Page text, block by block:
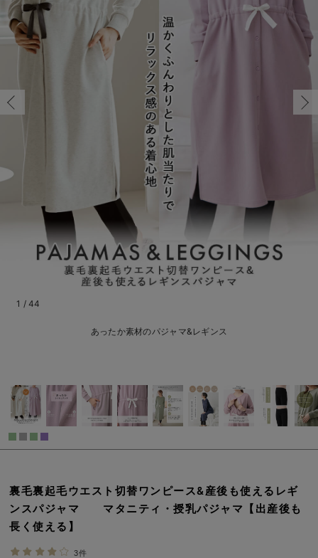
マタニティ パンツ
マタニティ スカート
マタニティ アウター（コート）・ママコート
マタニティ ショーツ
妊婦帯・腹帯・産前ガードル
産褥ショーツ
骨盤・マタニティベルト （妊娠中・産後）
授乳トップス
マタニティ オフィス 通勤服
マタニティ ドレス（結婚式・お呼ばれ）
マタニティ フォーマル パンツ・ボトムス
授乳 ケープ
マタニティレギンス
【アウトレット】トップス・授乳トップス
【アウトレット】ボトムス
【アウトレット】インナー
透け防止
見えてもカワイイ
冷房対策
親子セット
快適機能ウェア特集 トップス
快適機能ウェア特集 ボトムス
快適機能ウェア特集 パジャマ
erbaviva（エルバビーバ）
ハレの日に着るANGELIEBEのセレモニー
買って正解！高評価レビューアイテム
便利な育児家電
Gift Selection 出産祝い
再入荷｜アウター トップス
パンツ
スカート
【37周年祭セール】
【〜10℃】3月中旬
涼しくて可愛い「ワ
デニム
レギンス
オフィス
きれいめトップス派
きれいめスカート派
きれいめ美脚パンツ派
マタニティインナー
ベビー
【オフィスカジュア
パンツタイプ
【フォーマル】ボト
【フォーマル】トッ
【ベビー】半袖
【ベビー】グッズ
2WAYオール
コンビ肌着
快適ウェア10%OFF
Aライン ・フレアワ
Iライン ・タイトシ
ジャンパースカート/
〜5,000円（税込）
〜10,000円（税込）
10,001円（税込）〜
女の子におススメの
かわいくておもしろ
長く使えるアイテム
綿混素材
腹巻・ひざ上パンツ
保温&リカバリー
赤ちゃんへ使うもの
産後に使うグッズ
【冬のあったか特集
【冬のあったか特集
【冬のあったか特集
あったか素材のパジャマ&レギンス
1 /44
裏毛裏起毛ウエスト切替ワンピース&産後も使えるレギ
ンスパジャマ マタニティ・授乳パジャマ【出産後も
長く使える】
3件
フォレストグリー
M/在庫あり
M/在庫あり
￥6,640
カートに入れる
L/在庫あり
L/在庫あり
カートに入れる
M/在庫あり
M/在庫あり
￥6,640
カートに入れる
カートに入れる